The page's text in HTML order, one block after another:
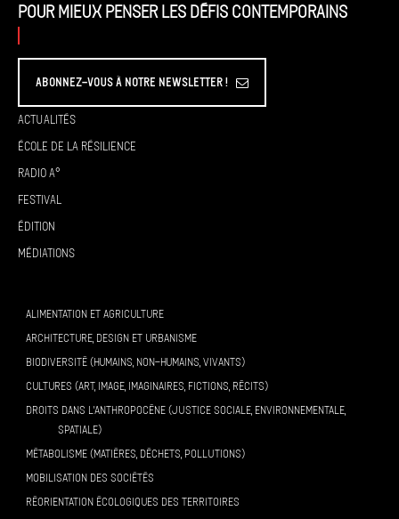
Pour mieux penser les défis contemporains
Abonnez-vous à Notre Newsletter !
Actualités
École de la résilience
Radio A°
Festival
Édition
Médiations
ALIMENTATION ET AGRICULTURE
ARCHITECTURE, DESIGN ET URBANISME
BIODIVERSITÉ (HUMAINS, NON-HUMAINS, VIVANTS)
CULTURES (ART, IMAGE, IMAGINAIRES, FICTIONS, RÉCITS)
DROITS DANS L’ANTHROPOCÈNE (JUSTICE SOCIALE, ENVIRONNEMENTALE,
SPATIALE)
MÉTABOLISME (MATIÈRES, DÉCHETS, POLLUTIONS)
MOBILISATION DES SOCIÉTÉS
RÉORIENTATION ÉCOLOGIQUES DES TERRITOIRES